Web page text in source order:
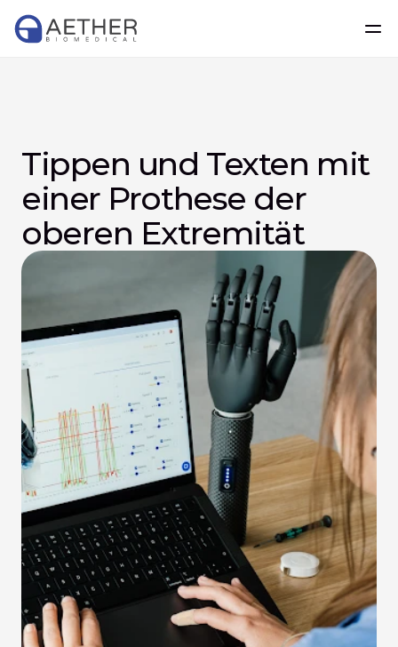
Tippen und Texten mit
einer Prothese der
oberen Extremität